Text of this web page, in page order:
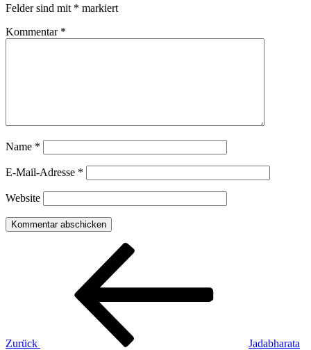
Felder sind mit * markiert
Kommentar *
Name *
E-Mail-Adresse *
Website
Beitragsnavigation
Zurück
Jadabharata